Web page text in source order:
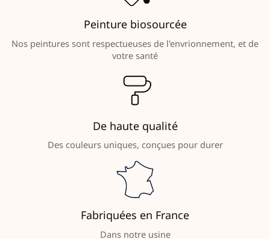
Peinture biosourcée
Nos peintures sont respectueuses de l'envrionnement, et de
votre santé
De haute qualité
Des couleurs uniques, conçues pour durer
Fabriquées en France
Dans notre usine